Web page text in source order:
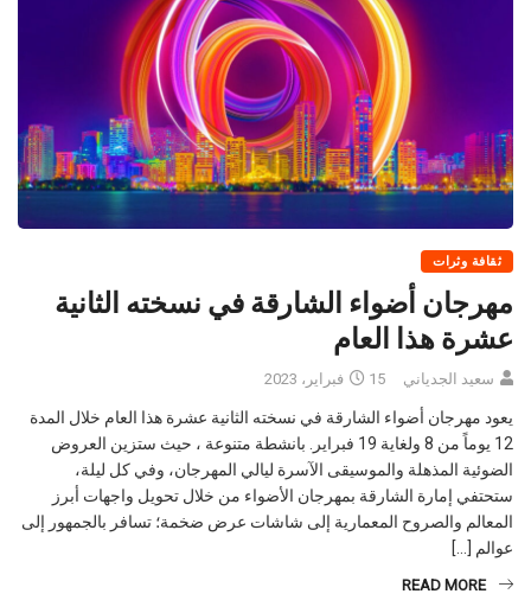
مهرجان أضواء الشارقة في نسخته الثانية
عشرة هذا العام
سعيد الجدياني 15 فبراير، 2023
يعود مهرجان أضواء الشارقة في نسخته الثانية عشرة هذا العام خلال المدة
12 يوماً من 8 ولغاية 19 فبراير. بانشطة متنوعة ، حيث ستزين العروض
الضوئية المذهلة والموسيقى الآسرة ليالي المهرجان، وفي كل ليلة،
ستحتفي إمارة الشارقة بمهرجان الأضواء من خلال تحويل واجهات أبرز
المعالم والصروح المعمارية إلى شاشات عرض ضخمة؛ تسافر بالجمهور إلى
عوالم […]
READ MORE